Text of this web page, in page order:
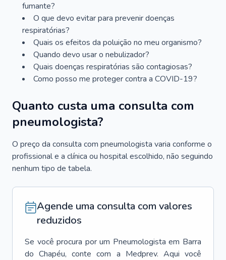
fumante?
O que devo evitar para prevenir doenças
respiratórias?
Quais os efeitos da poluição no meu organismo?
Quando devo usar o nebulizador?
Quais doenças respiratórias são contagiosas?
Como posso me proteger contra a COVID-19?
Quanto custa uma consulta com
pneumologista?
O preço da consulta com pneumologista varia conforme o
profissional e a clínica ou hospital escolhido, não seguindo
nenhum tipo de tabela.
Agende uma consulta com valores
reduzidos
Se você procura por um Pneumologista em Barra
do Chapéu, conte com a Medprev. Aqui você